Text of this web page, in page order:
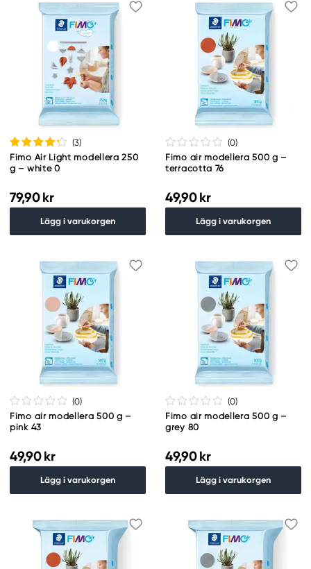
(3)
Fimo Air Light modellera 250
g – white 0
79,90 kr
Lägg i varukorgen
(0)
Fimo air modellera 500 g –
terracotta 76
49,90 kr
Lägg i varukorgen
(0)
Fimo air modellera 500 g –
pink 43
49,90 kr
Lägg i varukorgen
(0)
Fimo air modellera 500 g –
grey 80
49,90 kr
Lägg i varukorgen